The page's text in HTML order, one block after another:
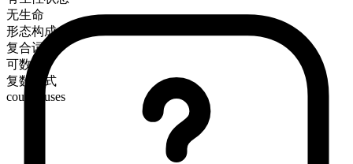
无生命
形态构成
复合词
可数
复数形式
courthouses